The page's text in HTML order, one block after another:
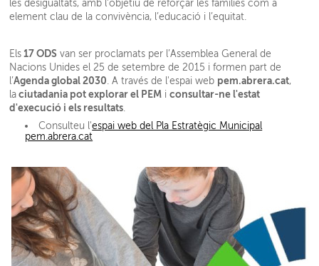
les desigualtats, amb l'objetiu de reforçar les famílies com a
element clau de la convivència, l’educació i l’equitat.
Els 17 ODS van ser proclamats per l’Assemblea General de
Nacions Unides el 25 de setembre de 2015 i formen part de
l’Agenda global 2030 . A través de l'espai web pem.abrera.cat,
la ciutadania pot explorar el PEM iconsultar-ne l'estat
d'execució i els resultats
Consulteu l'espai web del Pla Estratègic Municipal
pem.abrera.cat